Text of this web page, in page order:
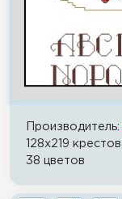
Производитель:
128x219 крестов
38 цветов